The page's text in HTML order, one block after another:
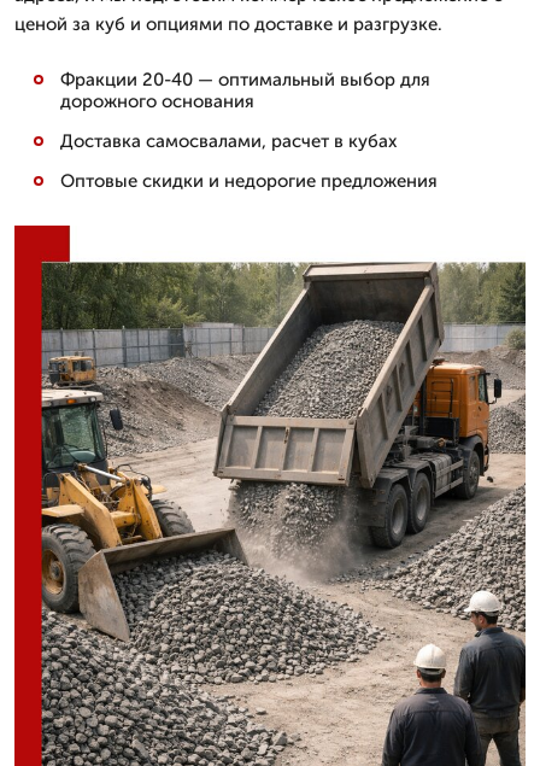
ценой за куб и опциями по доставке и разгрузке.
Фракции 20-40 — оптимальный выбор для
дорожного основания
Доставка самосвалами, расчет в кубах
Оптовые скидки и недорогие предложения